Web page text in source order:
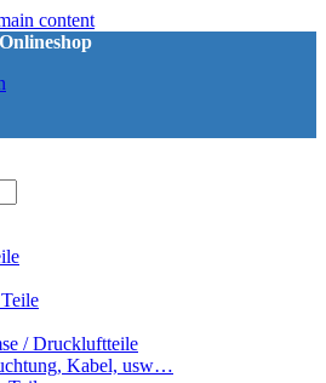
content
/ Druckluftteile
Kabel, usw…